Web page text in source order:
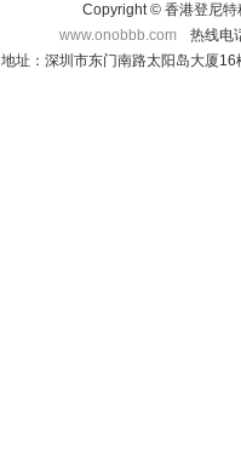
Copyright © 香港登尼特
www.onobbb.com
热线电
地址：深圳市东门南路太阳岛大厦